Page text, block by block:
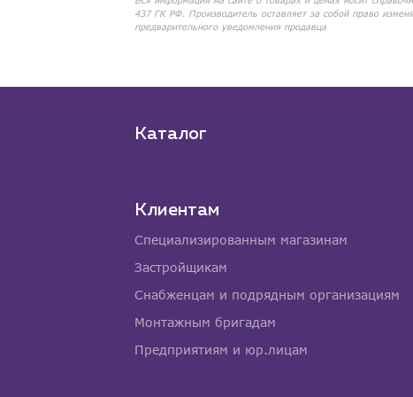
437 ГК РФ. Производитель оставляет за собой право
предварительного уведомления продавца
Каталог
Клиентам
Специализированным магазинам
Застройщикам
Снабженцам и подрядным организациям
Монтажным бригадам
Предприятиям и юр.лицам